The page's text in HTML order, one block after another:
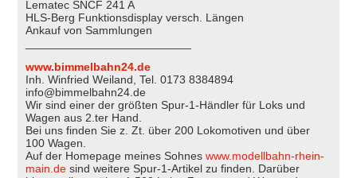
Lematec SNCF 241 A
HLS-Berg Funktionsdisplay versch. Längen
Ankauf von Sammlungen
www.bimmelbahn24.de
Inh. Winfried Weiland, Tel. 0173 8384894
info@bimmelbahn24.de
Wir sind einer der größten Spur-1-Händler für Loks und
Wagen aus 2.ter Hand.
Bei uns finden Sie z. Zt. über 200 Lokomotiven und über
100 Wagen.
Auf der Homepage meines Sohneswww.modellbahn-rhein-
main.de sind weitere Spur-1-Artikel zu finden. Darüber